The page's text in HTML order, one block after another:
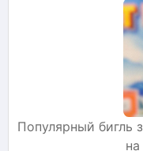
Популярный бигль